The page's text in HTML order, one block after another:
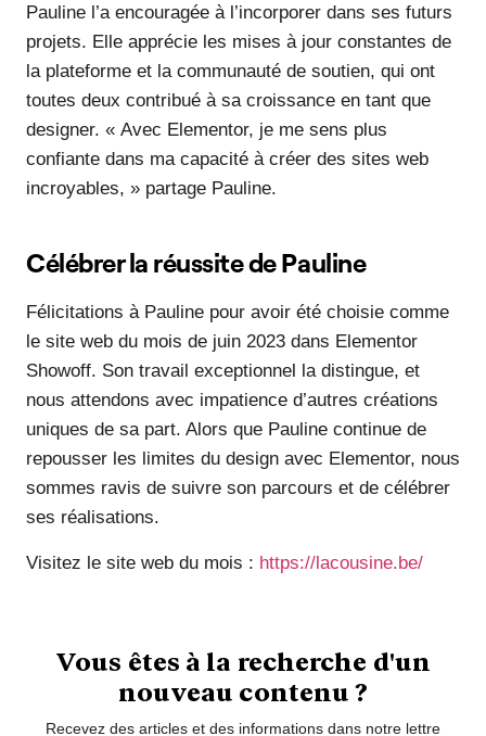
Pauline l’a encouragée à l’incorporer dans ses futurs
projets. Elle apprécie les mises à jour constantes de
la plateforme et la communauté de soutien, qui ont
toutes deux contribué à sa croissance en tant que
designer. « Avec Elementor, je me sens plus
confiante dans ma capacité à créer des sites web
incroyables, » partage Pauline.
Célébrer la réussite de Pauline
Félicitations à Pauline pour avoir été choisie comme
le site web du mois de juin 2023 dans Elementor
Showoff. Son travail exceptionnel la distingue, et
nous attendons avec impatience d’autres créations
uniques de sa part. Alors que Pauline continue de
repousser les limites du design avec Elementor, nous
sommes ravis de suivre son parcours et de célébrer
ses réalisations.
Visitez le site web du mois : https://lacousine.be/
Vous êtes à la recherche d'un
nouveau contenu ?
Recevez des articles et des informations dans notre lettre